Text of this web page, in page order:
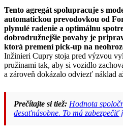
Tento agregát spolupracuje s
automatickou prevodovkou od
plynulé radenie a optimálnu
dobrodružnejšie povahy je
ktorá premení pick-up na
Inžinieri Cupry stoja pred výzvou
pružinami tak, aby si vozidlo
a zároveň dokázalo odviezť náklad
Prečítajte si tiež: Hodnota
desaťnásobne. To má zabezpečiť